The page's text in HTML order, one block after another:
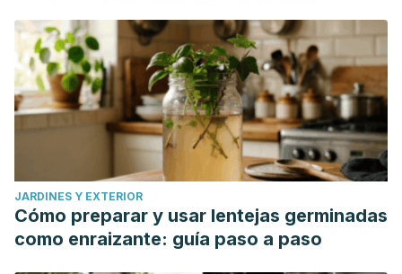
JARDINES Y EXTERIOR
Cómo preparar y usar lentejas germinadas
como enraizante: guía paso a paso